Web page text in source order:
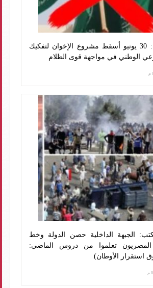
الإصلاح والنهضة: 30 يونيو أسقط مشروع الإخوان لتفكيك
الوطني في مواجهة قوى الظلام
الجبهة الداخلية حصن الدولة وخط
المصريون تعلموا من دروس الماضي:
استقرار الأوطان)